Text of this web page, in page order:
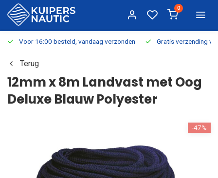
0
Voor 16:00 besteld, vandaag verzonden Gratis verzending
Terug
12mm x 8m Landvast met Oog
Deluxe Blauw Polyester
-47%